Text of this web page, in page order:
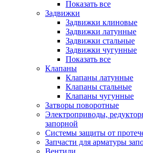
Показать все
Задвижки
Задвижки клиновые
Задвижки латунные
Задвижки стальные
Задвижки чугунные
Показать все
Клапаны
Клапаны латунные
Клапаны стальные
Клапаны чугунные
Затворы поворотные
Электроприводы,
запорной
Системы защиты от
Запчасти для арматуры
Вентили